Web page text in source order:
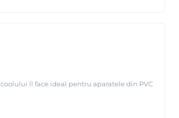
îl face ideal pentru aparatele din PVC